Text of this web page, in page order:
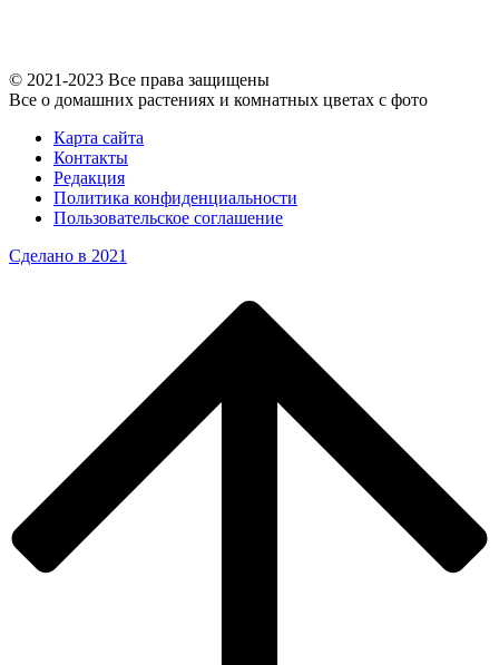
© 2021-2023 Все права защищены
Все о домашних растениях и комнатных цветах с фото
Карта сайта
Контакты
Редакция
Политика конфиденциальности
Пользовательское соглашение
Сделано в 2021